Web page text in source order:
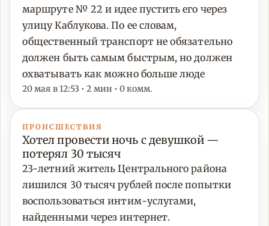
маршруте № 22 и идее пустить его через
улицу Каблукова. По ее словам,
общественный транспорт не обязательно
должен быть самым быстрым, но должен
охватывать как можно больше люде
20 мая в 12:53 • 2 мин • 0 комм.
ПРОИСШЕСТВИЯ
Хотел провести ночь с девушкой —
потерял 30 тысяч
23-летний житель Центрального района
лишился 30 тысяч рублей после попытки
воспользоваться интим-услугами,
найденными через интернет.